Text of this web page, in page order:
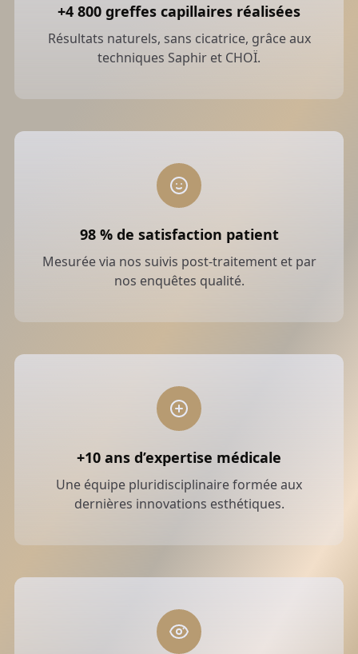
+4 800 greffes capillaires réalisées
Résultats naturels, sans cicatrice, grâce aux
techniques Saphir et CHOÏ.
98 % de satisfaction patient
Mesurée via nos suivis post-traitement et par
nos enquêtes qualité.
+10 ans d’expertise médicale
Une équipe pluridisciplinaire formée aux
dernières innovations esthétiques.